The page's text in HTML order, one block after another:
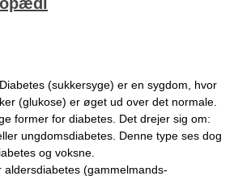
(sukkersyge) er en sygdom, hvor
(glukose) er øget ud over det normale.
former for diabetes. Det drejer sig om:
ungdomsdiabetes. Denne type ses dog
og voksne.
aldersdiabetes (gammelmands-